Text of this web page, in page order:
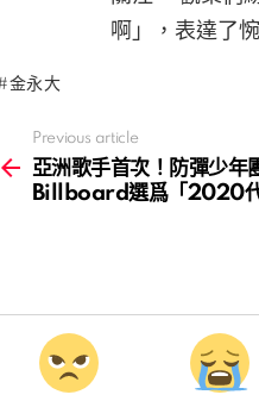
啊」，表達了
金永大
more
Previous article
亞洲歌手首次！防彈少年
Billboard選爲「2020代